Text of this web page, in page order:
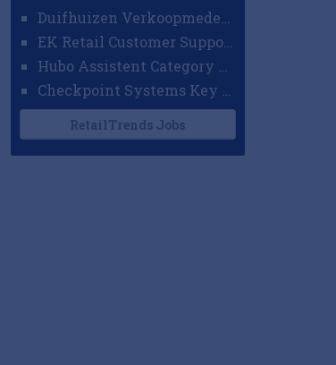
EK Retail Customer Support Omnichannel
RetailTrends Jobs